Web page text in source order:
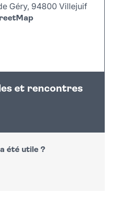
Géry, 94800 Villejuif
et rencontres
été utile ?